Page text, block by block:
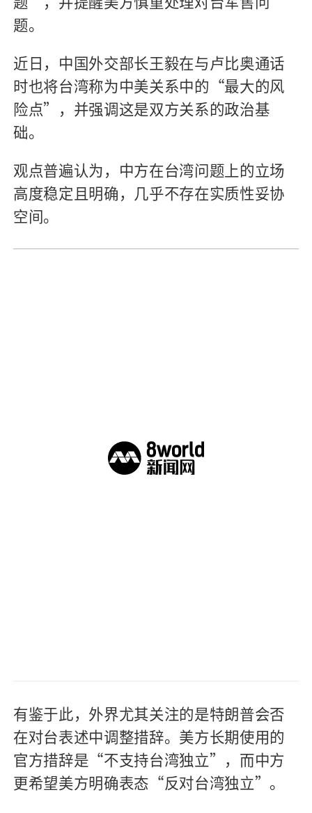
题。
近日，中国外交部长王毅在与卢比奥通话
时也将台湾称为中美关系中的“最大的风
险点”，并强调这是双方关系的政治基
础。
观点普遍认为，中方在台湾问题上的立场
高度稳定且明确，几乎不存在实质性妥协
空间。
有鉴于此，外界尤其关注的是特朗普会否
在对台表述中调整措辞。美方长期使用的
官方措辞是“不支持台湾独立”，而中方
更希望美方明确表态“反对台湾独立”。